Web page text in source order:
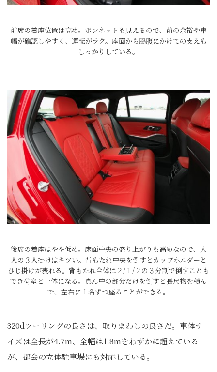
前席の着座位置は高め。ボンネットも見えるので、前の余裕や車
幅が確認しやすく、運転がラク。座面から脇腹にかけての支えも
しっかりしている。
後席の着座はやや低め。床面中央の盛り上がりも高めなので、大
人の３人掛けはキツい。背もたれ中央を倒すとカップホルダーと
ひじ掛けが表れる。背もたれ全体は２/１/２の３分割で倒すことも
でき荷室と一体になる。真ん中の部分だけを倒すと長尺物を積ん
で、左右に１名ずつ座ることができる。
320dツーリングの良さは、取りまわしの良さだ。車体サ
イズは全長が4.7m、全幅は1.8mをわずかに超えている
が、都会の立体駐車場にも対応している。